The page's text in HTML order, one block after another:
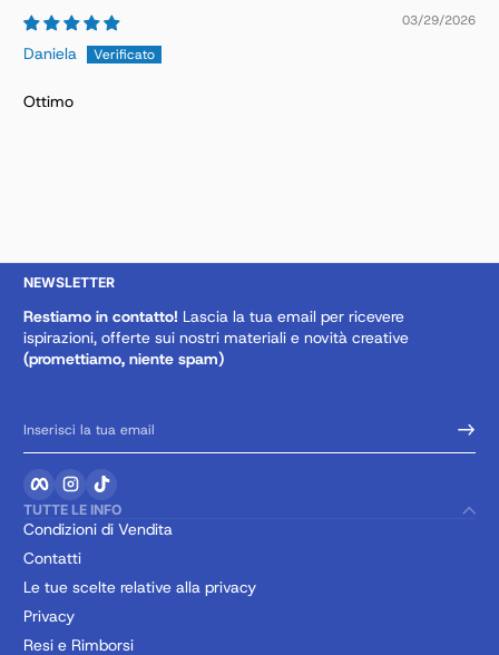
03/29/2026
Daniela
Ottimo
NEWSLETTER
Restiamo in contatto! Lascia la tua email per ricevere
ispirazioni, offerte sui nostri materiali e novità creative
(promettiamo, niente spam)
Inserisci la tua email
FacebookInstagram
TUTTE LE INFO
Condizioni di Vendita
Contatti
Le tue scelte relative alla privacy
Privacy
Resi e Rimborsi